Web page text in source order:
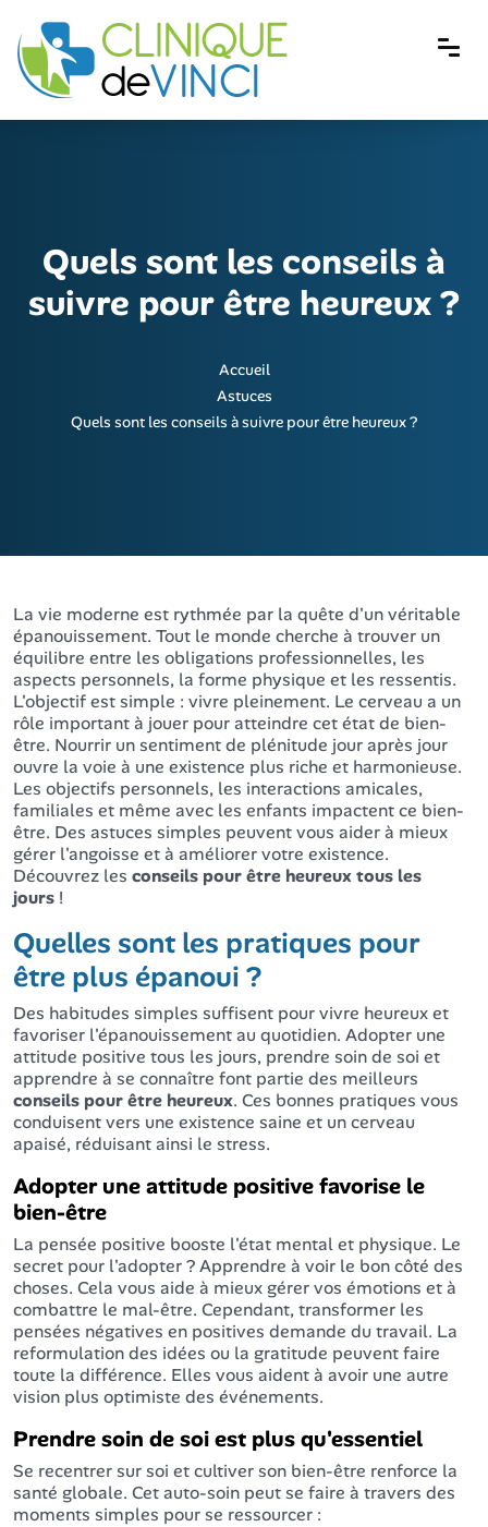
Quels sont les conseils à
suivre pour être heureux ?
Accueil
Astuces
Quels sont les conseils à suivre pour être heureux ?
La vie moderne est rythmée par la quête d'un véritable
épanouissement. Tout le monde cherche à trouver un
équilibre entre les obligations professionnelles, les
aspects personnels, la forme physique et les ressentis.
L'objectif est simple : vivre pleinement. Le cerveau a un
rôle important à jouer pour atteindre cet état de bien-
être. Nourrir un sentiment de plénitude jour après jour
ouvre la voie à une existence plus riche et harmonieuse.
Les objectifs personnels, les interactions amicales,
familiales et même avec les enfants impactent ce bien-
être. Des astuces simples peuvent vous aider à mieux
gérer l'angoisse et à améliorer votre existence.
Découvrez les conseils pour être heureux tous les
jours !
Quelles sont les pratiques pour
être plus épanoui ?
Des habitudes simples suffisent pour vivre heureux et
favoriser l'épanouissement au quotidien. Adopter une
attitude positive tous les jours, prendre soin de soi et
apprendre à se connaître font partie des meilleurs
conseils pour être heureux. Ces bonnes pratiques vous
conduisent vers une existence saine et un cerveau
apaisé, réduisant ainsi le stress.
Adopter une attitude positive favorise le
bien-être
La pensée positive booste l'état mental et physique. Le
secret pour l'adopter ? Apprendre à voir le bon côté des
choses. Cela vous aide à mieux gérer vos émotions et à
combattre le mal-être. Cependant, transformer les
pensées négatives en positives demande du travail. La
reformulation des idées ou la gratitude peuvent faire
toute la différence. Elles vous aident à avoir une autre
vision plus optimiste des événements.
Prendre soin de soi est plus qu'essentiel
Se recentrer sur soi et cultiver son bien-être renforce la
santé globale. Cet auto-soin peut se faire à travers des
moments simples pour se ressourcer :